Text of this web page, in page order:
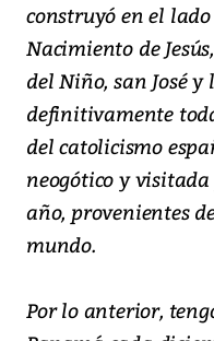
construyó en el
Nacimiento de
del Niño, san José
definitivamente
del catolicismo
neogótico y
año, provenientes
mundo.
Por lo anterior,